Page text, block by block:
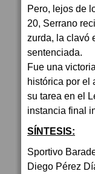
Pero, lejos de
20, Serrano
zurda, la clavó
sentenciada.
Fue una
histórica por el
su tarea en el
instancia final
SÍNTESIS:
Sportivo
Diego Pérez